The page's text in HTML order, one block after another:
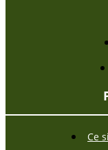
Ce